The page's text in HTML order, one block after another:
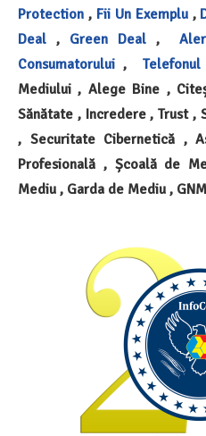
Protection , Fii Un Exemplu,
Deal , Green Deal,
Consumatorului ,
Mediului , Alege Bine ,
Sănătate , Incredere , Trust ,
, Securitate Cibernetică ,
Profesională , Școală de
Mediu , Garda de Mediu , GNM